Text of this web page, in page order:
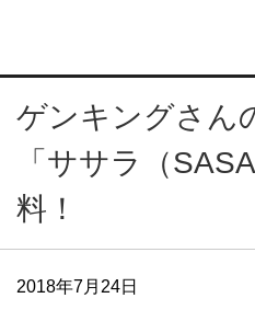
ゲンキングさん
「ササラ（
料！
2018年7月24日